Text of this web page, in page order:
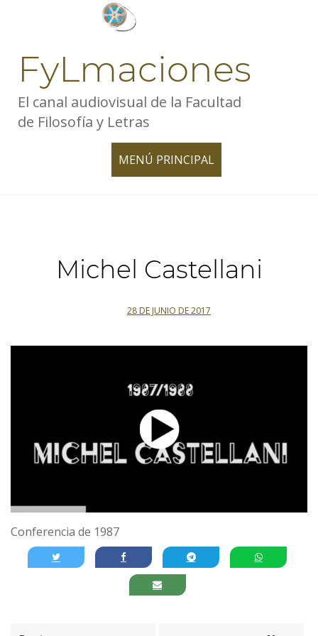
FyLmaciones
El canal audiovisual de la Facultad
de Filosofía y Letras
MENÚ PRINCIPAL
TOGGLE
Michel Castellani
28 DE JUNIO DE 2017
Conferencia de 1987